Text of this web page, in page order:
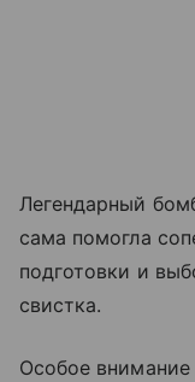
Легендарный
сама помогла
подготовки и
свистка.
Особое